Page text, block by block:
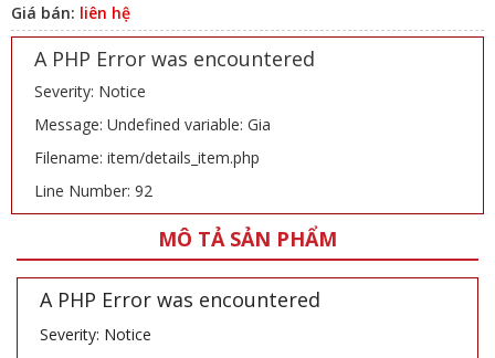
Giá bán: liên hệ
A PHP Error was encountered
Severity: Notice
Message: Undefined variable: Gia
Filename: item/details_item.php
Line Number: 92
MÔ TẢ SẢN PHẨM
A PHP Error was encountered
Severity: Notice